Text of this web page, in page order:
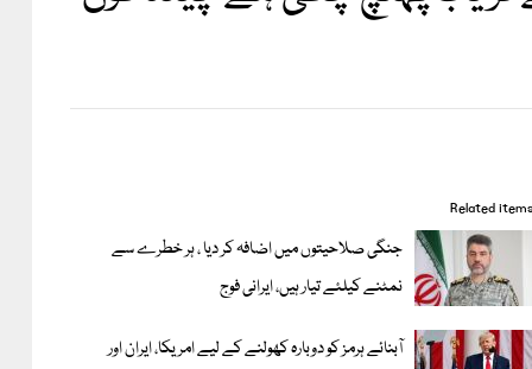
Related items
جنگی صلاحیتوں میں اضافہ کر دیا ، ہر خطرے سے
نمٹنے کیلئے تیار ہیں، ایرانی فوج
آبنائے ہرمز کو دوبارہ کھولنے کے لیے امریکا، ایران اور